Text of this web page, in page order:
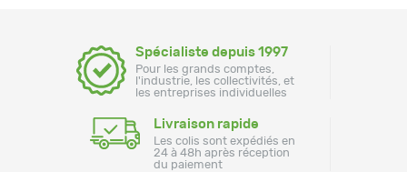
Spécialiste depuis 1997
Pour les grands comptes,
l'industrie, les collectivités, et
les entreprises individuelles
Livraison rapide
Les colis sont expédiés en
24 à 48h après réception
du paiement